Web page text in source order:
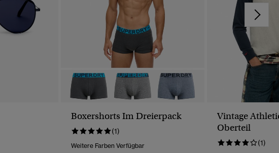
Boxershorts Im Dreierpack
(1)
Weitere Farben Verfügbar
Vintage
Oberteil
(1)